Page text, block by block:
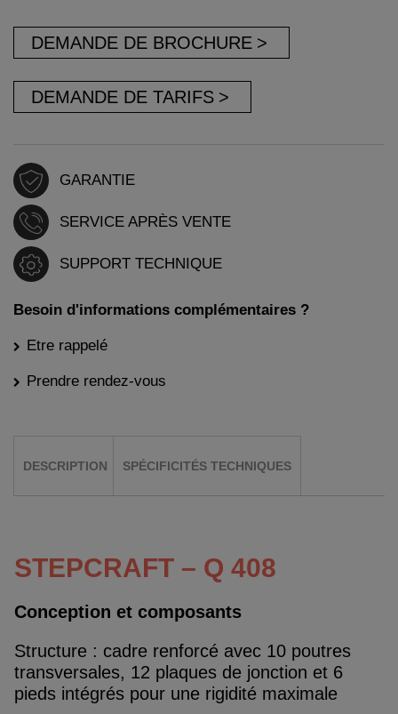
DEMANDE DE BROCHURE
DEMANDE DE TARIFS
GARANTIE
SERVICE APRÈS VENTE
SUPPORT TECHNIQUE
Besoin d'informations complémentaires ?
Etre rappelé
Prendre rendez-vous
DESCRIPTION SPÉCIFICITÉS TECHNIQUES
STEPCRAFT – Q 408
Conception et composants
Structure : cadre renforcé avec 10 poutres
transversales, 12 plaques de jonction et 6
pieds intégrés pour une rigidité maximale